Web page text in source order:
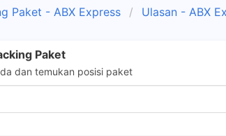
Paket - ABX Express Ulasan - ABX
Paket
dan temukan posisi paket